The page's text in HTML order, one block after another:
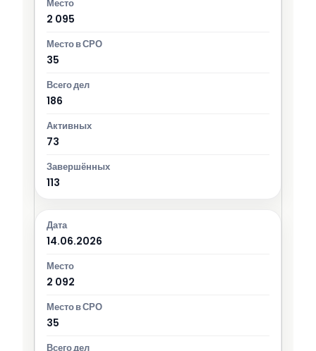
2 095
35
186
73
113
14.06.2026
2 092
35